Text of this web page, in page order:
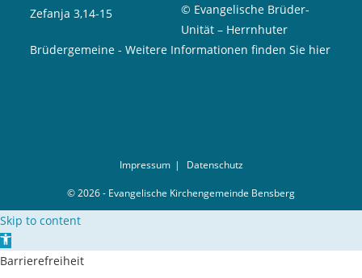
Zefanja 3,14-15
© Evangelische Brüder-
Unität – Herrnhuter
Brüdergemeine -Weitere Informationen finden Sie hier
Impressum Datenschutz
© 2026 - Evangelische Kirchengemeinde Bensberg
Skip to content
Open toolbar
Barrierefreiheit